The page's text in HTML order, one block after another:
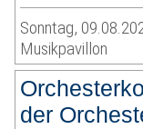
Sonntag,
Musikpavillon
der